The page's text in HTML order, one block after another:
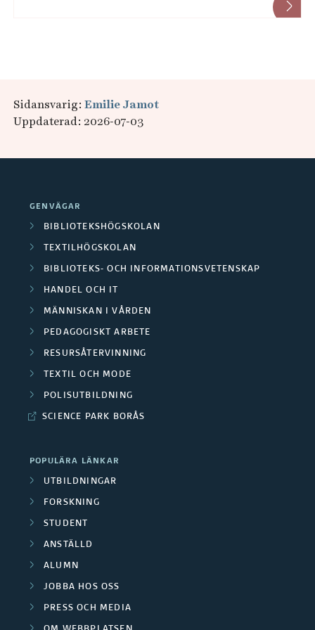
Sidansvarig: Emilie Jamot
Uppdaterad: 2026-07-03
GENVÄGAR
BIBLIOTEKSHÖGSKOLAN
TEXTILHÖGSKOLAN
BIBLIOTEKS- OCH INFORMATIONSVETENSKAP
HANDEL OCH IT
MÄNNISKAN I VÅRDEN
PEDAGOGISKT ARBETE
RESURSÅTERVINNING
TEXTIL OCH MODE
POLISUTBILDNING
SCIENCE PARK BORÅS
POPULÄRA LÄNKAR
UTBILDNINGAR
FORSKNING
STUDENT
ANSTÄLLD
ALUMN
JOBBA HOS OSS
PRESS OCH MEDIA